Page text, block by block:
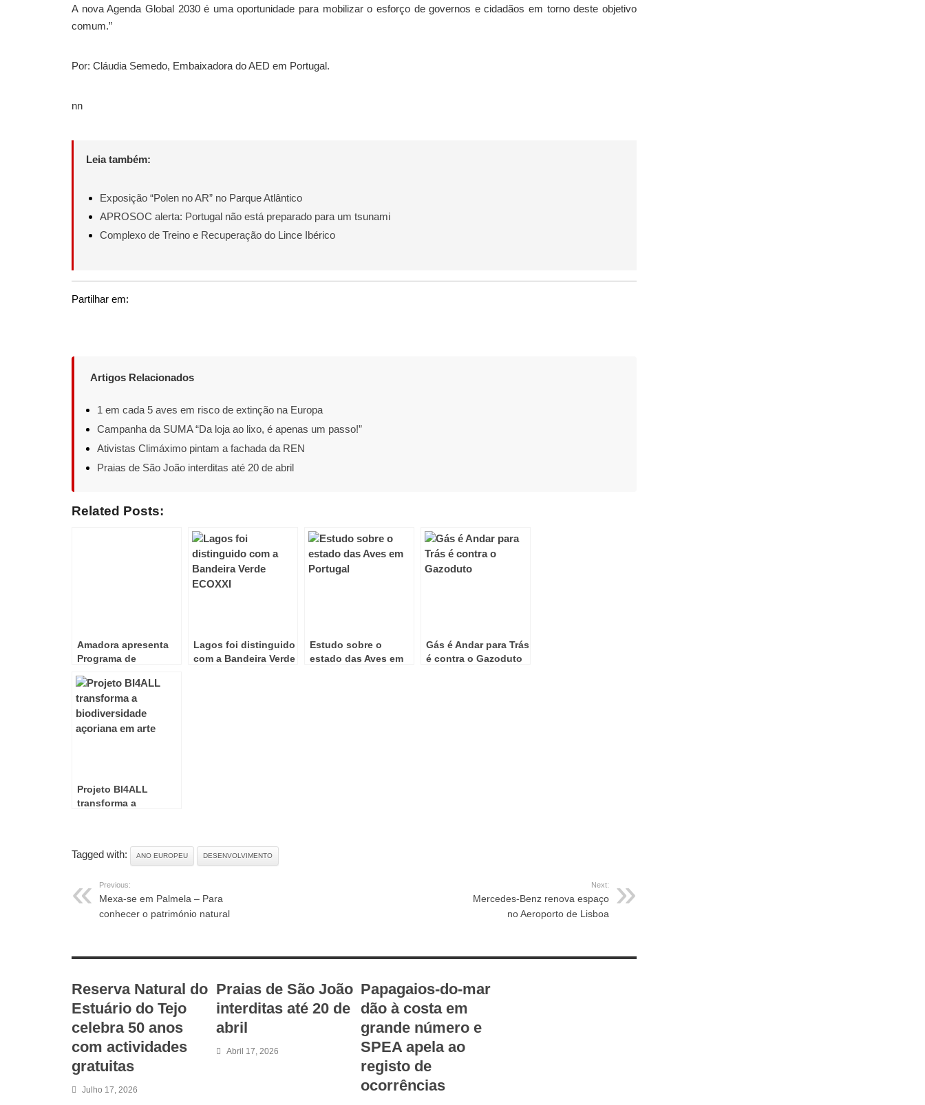
A nova Agenda Global 2030 é uma oportunidade para mobilizar o esforço de governos e cidadãos em torno deste objetivo
comum.”
Por: Cláudia Semedo, Embaixadora do AED em Portugal.
nn
Leia também:
Exposição “Polen no AR” no Parque Atlântico
APROSOC alerta: Portugal não está preparado para um tsunami
Complexo de Treino e Recuperação do Lince Ibérico
Partilhar em:
Artigos Relacionados
1 em cada 5 aves em risco de extinção na Europa
Campanha da SUMA “Da loja ao lixo, é apenas um passo!”
Ativistas Climáximo pintam a fachada da REN
Praias de São João interditas até 20 de abril
Related Posts:
Amadora apresenta
Programa de
Lagos foi distinguido
com a Bandeira Verde
Estudo sobre o
estado das Aves em
Gás é Andar para Trás
é contra o Gazoduto
Projeto BI4ALL
transforma a
Tagged with: ANO EUROPEU DESENVOLVIMENTO
Previous:
Mexa-se em Palmela – Para
conhecer o património natural
Next:
Mercedes-Benz renova espaço
no Aeroporto de Lisboa
Reserva Natural do
Estuário do Tejo
celebra 50 anos
com actividades
gratuitas
Julho 17, 2026
Praias de São João
interditas até 20 de
abril
Abril 17, 2026
Papagaios-do-mar
dão à costa em
grande número e
SPEA apela ao
registo de
ocorrências